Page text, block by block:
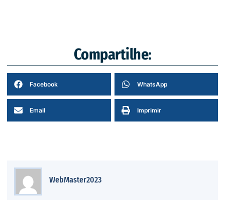
Compartilhe:
Facebook WhatsApp
Email Imprimir
WebMaster2023